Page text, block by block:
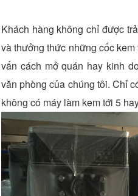
Khách hàng không chỉ được
và thưởng thức những cốc
vấn cách mở quán hay kinh
văn phòng của chúng tôi. Chỉ
không có máy làm kem tới 5